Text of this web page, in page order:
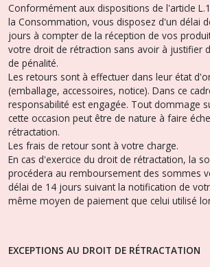
Conformément aux dispositions de l'article
la Consommation, vous disposez d'un délai
jours à compter de la réception de vos
votre droit de rétraction sans avoir à justifier
de pénalité.
Les retours sont à effectuer dans leur état
(emballage, accessoires, notice). Dans ce
responsabilité est engagée. Tout dommage
cette occasion peut être de nature à faire
rétractation.
Les frais de retour sont à votre charge.
En cas d'exercice du droit de rétractation, la
procédera au remboursement des sommes
délai de 14 jours suivant la notification de
même moyen de paiement que celui utilisé
EXCEPTIONS AU DROIT DE RÉTRACTATION